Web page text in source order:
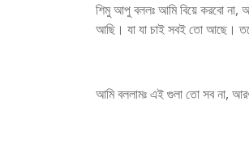
শিমু আপু বললঃ আমি বিয়ে করবো না,
আছি। যা যা চাই সবই তো আছে।
আমি বললামঃ এই গুলা তো সব না,